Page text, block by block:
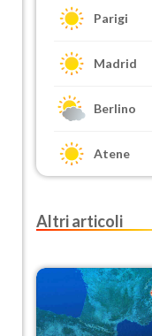
Parigi
Madrid
Berlino
Atene
Altri articoli